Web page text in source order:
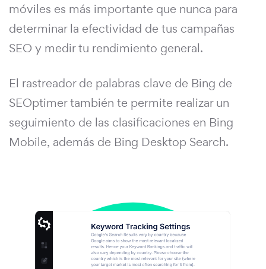
móviles es más importante que nunca para
determinar la efectividad de tus campañas
SEO y medir tu rendimiento general.
El rastreador de palabras clave de Bing de
SEOptimer también te permite realizar un
seguimiento de las clasificaciones en Bing
Mobile, además de Bing Desktop Search.